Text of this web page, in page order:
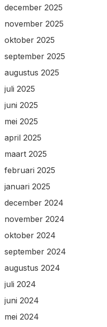
december 2025
november 2025
oktober 2025
september 2025
augustus 2025
juli 2025
juni 2025
mei 2025
april 2025
maart 2025
februari 2025
januari 2025
december 2024
november 2024
oktober 2024
september 2024
augustus 2024
juli 2024
juni 2024
mei 2024